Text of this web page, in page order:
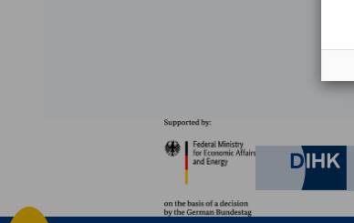
パートナー